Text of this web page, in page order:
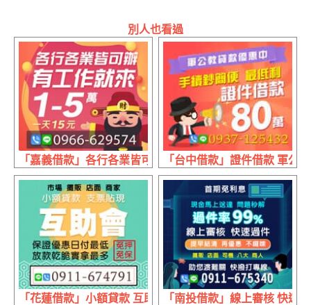
別人也看過
「嘉義借款」各行各業皆可辦 有工作來就借 | 1~5萬 1天15元
「台中借款」證件借款 軍公
「花蓮借款」小額貸款 互助會 | 日付最低 保證優惠
「南投借款」線上審核 快速